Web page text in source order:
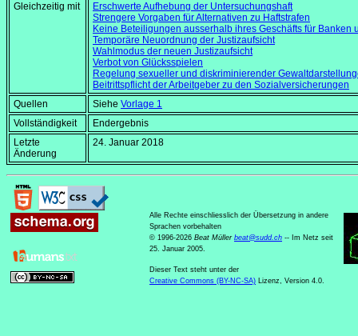
Gleichzeitig mit
Erschwerte Aufhebung der Untersuchungshaft
Strengere Vorgaben für Alternativen zu Haftstrafen
Keine Beteiligungen ausserhalb ihres Geschäfts für Banken
Temporäre Neuordnung der Justizaufsicht
Wahlmodus der neuen Justizaufsicht
Verbot von Glücksspielen
Regelung sexueller und diskriminierender
Beitrittspflicht der Arbeitgeber zu den Sozialversicherungen
Quellen
Siehe Vorlage 1
Vollständigkeit
Endergebnis
Letzte
Änderung
24. Januar 2018
Alle Rechte einschliesslich der Übersetzung in andere
Sprachen vorbehalten
© 1996-2026 Beat Müller beat@sudd.ch -- Im Netz seit
25. Januar 2005.
Dieser Text steht unter der
Creative Commons (BY-NC-SA) Lizenz, Version 4.0.